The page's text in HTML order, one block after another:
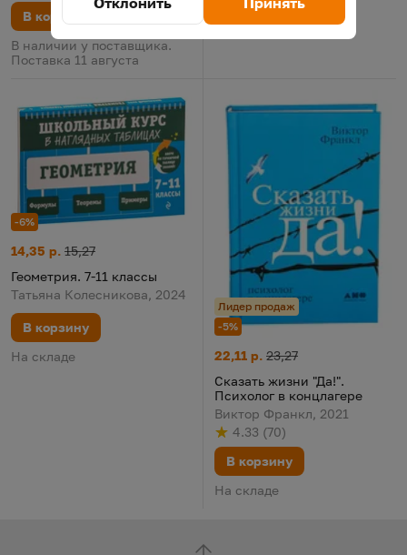
В корзину
В наличии у поставщика.
Поставка 11 августа
-6%
Геометрия. 7-11 классы
Цена:
14,35 р.
Старая цена:
15,27
Геометрия. 7-11 классы
Татьяна Колесникова, 2024
В корзину
На складе
Лидер продаж
-5%
Сказать жизни "Да!".
Цена:
22,11 р.
Старая цена:
23,27
Сказать жизни "Да!".
Психолог в концлагере
Виктор Франкл, 2021
Рейтинг
4.33
из 5 (
по результату
70
голосов
)
В корзину
На складе